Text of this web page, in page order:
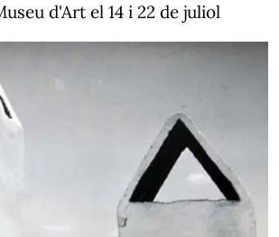
d'Art el 14 i 22 de juliol